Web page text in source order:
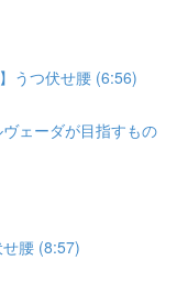
うつ伏せ腰 (6:56)
ェーダが目指すもの
せ腰 (8:57)